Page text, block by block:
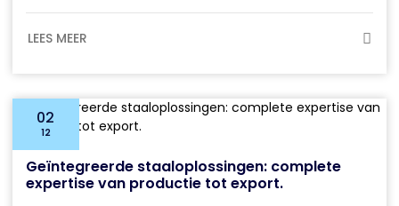
LEES MEER
02
12
Geïntegreerde staaloplossingen: complete
expertise van productie tot export.